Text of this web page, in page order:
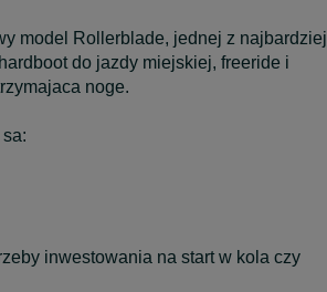
model Rollerblade, jednej z najbardziej
do jazdy miejskiej, freeride i
noge.
inwestowania na start w kola czy